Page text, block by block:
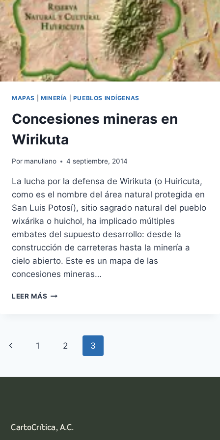
MAPAS MINERÍA PUEBLOS INDÍGENAS
Concesiones mineras en
Wirikuta
Por manullano 4 septiembre, 2014
La lucha por la defensa de Wirikuta (o Huiricuta,
como es el nombre del área natural protegida en
San Luis Potosí), sitio sagrado natural del pueblo
wixárika o huichol, ha implicado múltiples
embates del supuesto desarrollo: desde la
construcción de carreteras hasta la minería a
cielo abierto. Este es un mapa de las
concesiones mineras…
LEER MÁS CONCESIONES
Navegación
Página
1 2 3
CartoCrítica, A.C.